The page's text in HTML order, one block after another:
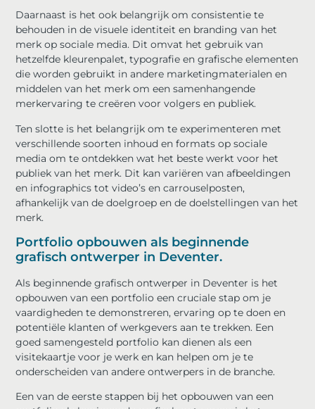
Daarnaast is het ook belangrijk om consistentie te
behouden in de visuele identiteit en branding van het
merk op sociale media. Dit omvat het gebruik van
hetzelfde kleurenpalet, typografie en grafische elementen
die worden gebruikt in andere marketingmaterialen en
middelen van het merk om een samenhangende
merkervaring te creëren voor volgers en publiek.
Ten slotte is het belangrijk om te experimenteren met
verschillende soorten inhoud en formats op sociale
media om te ontdekken wat het beste werkt voor het
publiek van het merk. Dit kan variëren van afbeeldingen
en infographics tot video’s en carrouselposten,
afhankelijk van de doelgroep en de doelstellingen van het
merk.
Portfolio opbouwen als beginnende
grafisch ontwerper in Deventer.
Als beginnende grafisch ontwerper in Deventer is het
opbouwen van een portfolio een cruciale stap om je
vaardigheden te demonstreren, ervaring op te doen en
potentiële klanten of werkgevers aan te trekken. Een
goed samengesteld portfolio kan dienen als een
visitekaartje voor je werk en kan helpen om je te
onderscheiden van andere ontwerpers in de branche.
Een van de eerste stappen bij het opbouwen van een